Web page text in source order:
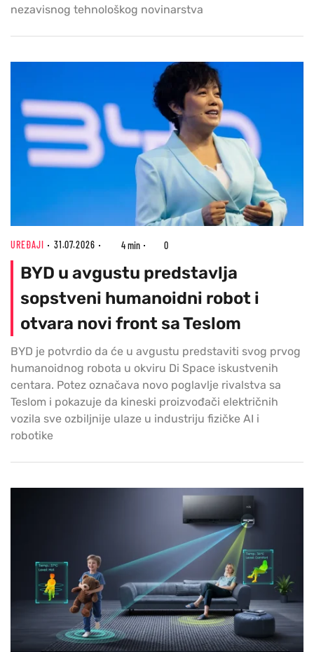
nezavisnog tehnološkog novinarstva
UREĐAJI 31.07.2026 4 min 0
BYD u avgustu predstavlja
sopstveni humanoidni robot i
otvara novi front sa Teslom
BYD je potvrdio da će u avgustu predstaviti svog prvog
humanoidnog robota u okviru Di Space iskustvenih
centara. Potez označava novo poglavlje rivalstva sa
Teslom i pokazuje da kineski proizvođači električnih
vozila sve ozbiljnije ulaze u industriju fizičke AI i
robotike